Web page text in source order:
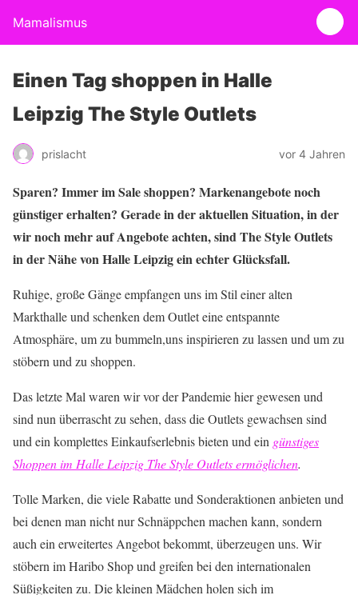
Mamalismus
Einen Tag shoppen in Halle
Leipzig The Style Outlets
prislacht vor 4 Jahren
Sparen? Immer im Sale shoppen? Markenangebote noch
günstiger erhalten? Gerade in der aktuellen Situation, in der
wir noch mehr auf Angebote achten, sind The Style Outlets
in der Nähe von Halle Leipzig ein echter Glücksfall.
Ruhige, große Gänge empfangen uns im Stil einer alten
Markthalle und schenken dem Outlet eine entspannte
Atmosphäre, um zu bummeln,uns inspirieren zu lassen und um zu
stöbern und zu shoppen.
Das letzte Mal waren wir vor der Pandemie hier gewesen und
sind nun überrascht zu sehen, dass die Outlets gewachsen sind
und ein komplettes Einkaufserlebnis bieten und ein günstiges
Shoppen im Halle Leipzig The Style Outlets ermöglichen.
Tolle Marken, die viele Rabatte und Sonderaktionen anbieten und
bei denen man nicht nur Schnäppchen machen kann, sondern
auch ein erweitertes Angebot bekommt, überzeugen uns. Wir
stöbern im Haribo Shop und greifen bei den internationalen
Süßigkeiten zu. Die kleinen Mädchen holen sich im